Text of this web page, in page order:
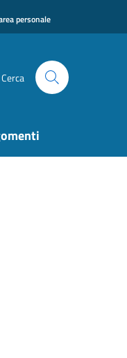
personale
Cerca